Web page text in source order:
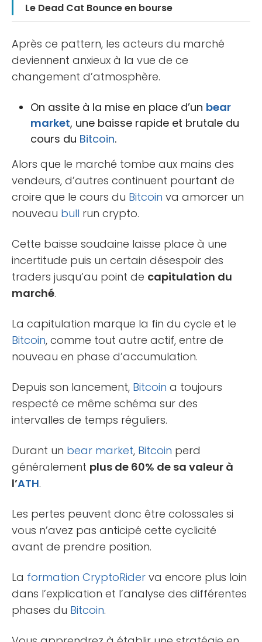
Le Dead Cat Bounce en bourse
Après ce pattern, les acteurs du marché
deviennent anxieux à la vue de ce
changement d’atmosphère.
On assite à la mise en place d’un bear
market, une baisse rapide et brutale du
cours du Bitcoin.
Alors que le marché tombe aux mains des
vendeurs, d’autres continuent pourtant de
croire que le cours du Bitcoin va amorcer un
nouveau bull run crypto.
Cette baisse soudaine laisse place à une
incertitude puis un certain désespoir des
traders jusqu’au point de capitulation du
marché.
La capitulation marque la fin du cycle et le
Bitcoin, comme tout autre actif, entre de
nouveau en phase d’accumulation.
Depuis son lancement, Bitcoin a toujours
respecté ce même schéma sur des
intervalles de temps réguliers.
Durant un bear market, Bitcoin perd
généralement plus de 60% de sa valeur à
l’ATH.
Les pertes peuvent donc être colossales si
vous n’avez pas anticipé cette cyclicité
avant de prendre position.
La formation CryptoRider va encore plus loin
dans l’explication et l’analyse des différentes
phases du Bitcoin.